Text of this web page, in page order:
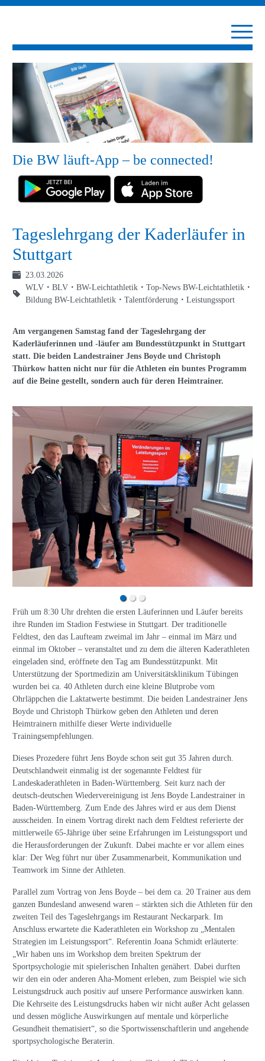
Die BW läuft-App – be connected!
Tageslehrgang der Kaderläufer in
Stuttgart
23.03.2026
WLV
BLV BW-Leichtathletik
Top-News BW-Leichtathletik
Bildung BW-Leichtathletik
Talentförderung Leistungssport
Am vergangenen Samstag fand der Tageslehrgang der
Kaderläuferinnen und -läufer am Bundesstützpunkt in Stuttgart
statt. Die beiden Landestrainer Jens Boyde und Christoph
Thürkow hatten nicht nur für die Athleten ein buntes Programm
auf die Beine gestellt, sondern auch für deren Heimtrainer.
ihre Runden im Stadion Festwiese in Stuttgart. Der traditionelle
Feldtest, den das Laufteam zweimal im Jahr – einmal im März und
einmal im Oktober – veranstaltet und zu dem die älteren Kaderathleten
eingeladen sind, eröffnete den Tag am Bundesstützpunkt. Mit
Unterstützung der Sportmedizin am Universitätsklinikum Tübingen
wurden bei ca. 40 Athleten durch eine kleine Blutprobe vom
Ohrläppchen die Laktatwerte bestimmt. Die beiden Landestrainer Jens
Boyde und Christoph Thürkow geben den Athleten und deren
Heimtrainern mithilfe dieser Werte individuelle
Dieses Prozedere führt Jens Boyde schon seit gut 35 Jahren durch.
Deutschlandweit einmalig ist der sogenannte Feldtest für
Landeskaderathleten in Baden-Württemberg. Seit kurz nach der
deutsch-deutschen Wiedervereinigung ist Jens Boyde Landestrainer in
Baden-Württemberg. Zum Ende des Jahres wird er aus dem Dienst
ausscheiden. In einem Vortrag direkt nach dem Feldtest referierte der
mittlerweile 65-Jährige über seine Erfahrungen im Leistungssport und
die Herausforderungen der Zukunft. Dabei machte er vor allem eines
klar: Der Weg führt nur über Zusammenarbeit, Kommunikation und
Teamwork im Sinne der Athleten.
Parallel zum Vortrag von Jens Boyde – bei dem ca. 20 Trainer aus dem
ganzen Bundesland anwesend waren – stärkten sich die Athleten für den